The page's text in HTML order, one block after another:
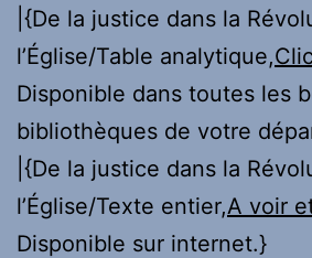
|{De la justice dans la
l’Église/Table analytique,
Disponible dans toutes les
bibliothèques de votre
|{De la justice dans la
l’Église/Texte entier,A voir
Disponible sur internet.}